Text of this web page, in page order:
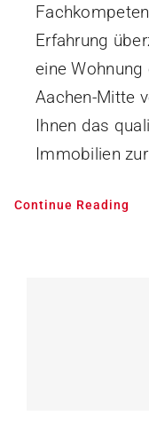
Erfahrung
eine Wohnung
Aachen-Mitte
Ihnen das
Immobilien
Continue Reading